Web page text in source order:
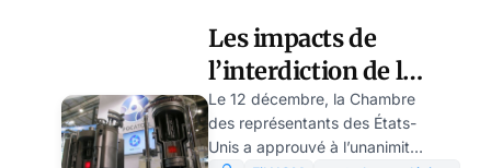
Les impacts de
l’interdiction de la
fourniture
d’uranium russe
Le 12 décembre, la Chambre
des représentants des États-
Unis a approuvé à l’unanimité